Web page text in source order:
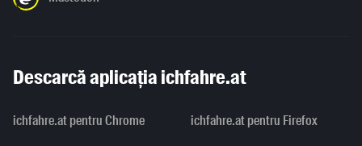
Descarcă aplicația ichfahre.at
ichfahre.at pentru Chrome ichfahre.at pentru Firefox